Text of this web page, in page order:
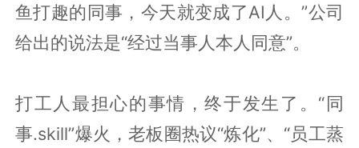
鱼打趣的同事，今天就变成了AI人。”公司
给出的说法是“经过当事人本人同意”。
打工人最担心的事情，终于发生了。“同
事.skill”爆火，老板圈热议“炼化”、“员工蒸